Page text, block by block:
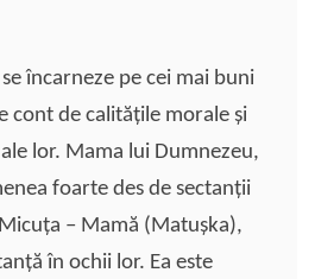
încarneze pe cei mai buni
cont de calităţile morale şi
lor. Mama lui Dumnezeu,
foarte des de sectanţii
– Mamă (Matuşka),
în ochii lor. Ea este